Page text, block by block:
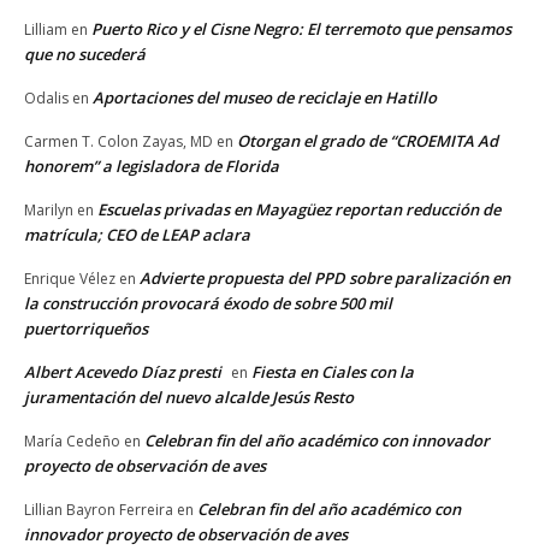
Lilliam en Puerto Rico y el Cisne Negro: El terremoto que pensamos
que no sucederá
Odalis en Aportaciones del museo de reciclaje en Hatillo
Carmen T. Colon Zayas, MD en Otorgan el grado de “CROEMITA Ad
honorem” a legisladora de Florida
Marilyn en Escuelas privadas en Mayagüez reportan reducción de
matrícula; CEO de LEAP aclara
Enrique Vélez en Advierte propuesta del PPD sobre paralización en
la construcción provocará éxodo de sobre 500 mil
puertorriqueños
Albert Acevedo Díaz presti en Fiesta en Ciales con la
juramentación del nuevo alcalde Jesús Resto
María Cedeño en Celebran fin del año académico con innovador
proyecto de observación de aves
Lillian Bayron Ferreira en Celebran fin del año académico con
innovador proyecto de observación de aves